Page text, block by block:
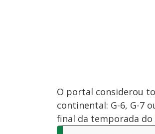
O portal considerou
continental: G-6, G-7
final da temporada do